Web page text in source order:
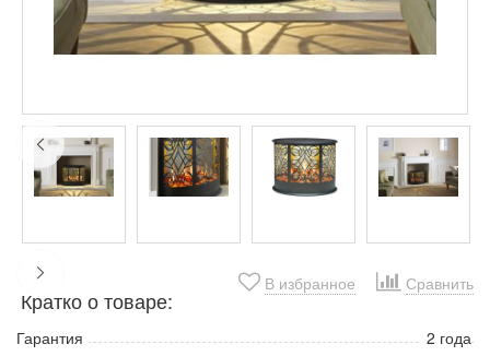
В избранное Сравнить
Кратко о товаре:
Гарантия
2 года